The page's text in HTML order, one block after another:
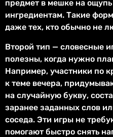
предмет в мешке на
ингредиентам. Такие
даже тех, кто обычно не
Второй тип — словесные
полезны, когда нужно
Например, участники по
к теме вечера,
на случайную букву,
заранее заданных слов
соседа. Эти игры не
помогают быстро снять